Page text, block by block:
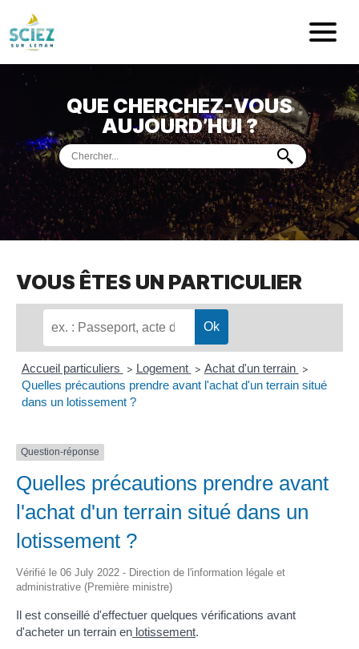
Mairie de
ACCUEIL
VOTREMAIRIE
VIEPRATIQUE
DÉMARCHES & SERVICES
PORTDE PLAISANCE
MUSÉEDE PRÉHISTOIRE
QUE CHERCHEZ-VOUS
AUJOURD’HUI ?
VOUS ÊTES UN PARTICULIER
Accueil particuliers > Logement > Achat d'un terrain >
Quelles précautions prendre avant l'achat d'un terrain situé
dans un lotissement ?
Question-réponse
Quelles précautions prendre avant
l'achat d'un terrain situé dans un
lotissement ?
Vérifié le 06 July 2022 - Direction de l'information légale et
administrative (Première ministre)
Il est conseillé d'effectuer quelques vérifications avant
d'acheter un terrain en lotissement.